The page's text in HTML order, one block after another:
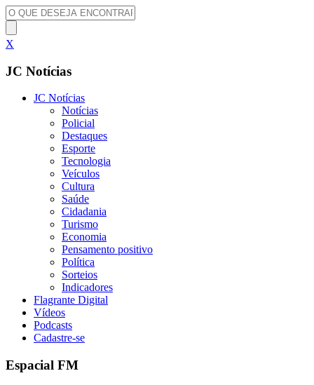
X
JC Notícias
JC Notícias
Notícias
Policial
Destaques
Esporte
Tecnologia
Veículos
Cultura
Saúde
Cidadania
Turismo
Economia
Pensamento positivo
Política
Sorteios
Indicadores
Flagrante Digital
Vídeos
Podcasts
Cadastre-se
Espacial FM